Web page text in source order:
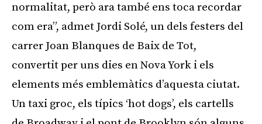
normalitat, però ara també ens toca recordar
com era”, admet Jordi Solé, un dels festers del
carrer Joan Blanques de Baix de Tot,
convertit per uns dies en Nova York i els
elements més emblemàtics d’aquesta ciutat.
Un taxi groc, els típics ‘hot dogs’, els cartells